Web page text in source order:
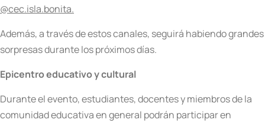
@cec.isla.bonita.
Además, a través de estos canales, seguirá habiendo grandes
sorpresas durante los próximos días.
Epicentro educativo y cultural
Durante el evento, estudiantes, docentes y miembros de la
comunidad educativa en general podrán participar en